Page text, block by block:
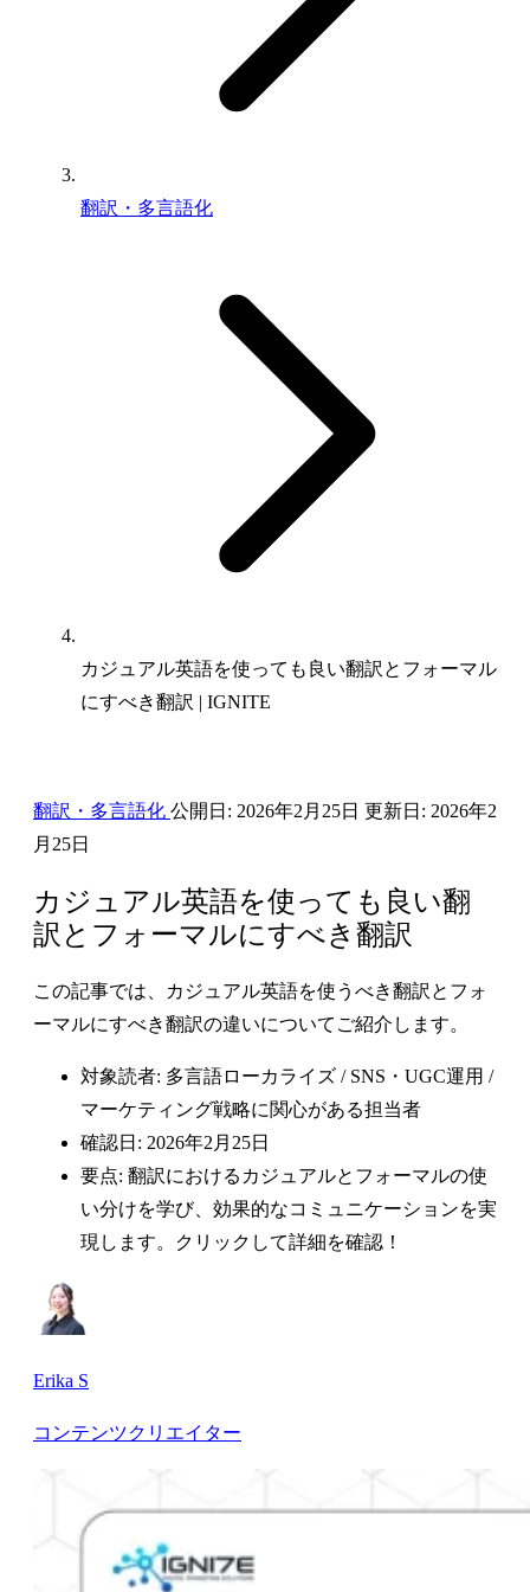
翻訳・多言語化
カジュアル英語を使っても良い翻訳とフォーマル
にすべき翻訳 | IGNITE
翻訳・多言語化 公開日: 2026年2月25日 更新日: 2026年2
月25日
カジュアル英語を使っても良い翻
訳とフォーマルにすべき翻訳
この記事では、カジュアル英語を使うべき翻訳とフォ
ーマルにすべき翻訳の違いについてご紹介します。
対象読者: 多言語ローカライズ / SNS・UGC運用 /
マーケティング戦略に関心がある担当者
確認日: 2026年2月25日
要点: 翻訳におけるカジュアルとフォーマルの使
い分けを学び、効果的なコミュニケーションを実
現します。クリックして詳細を確認！
Erika S
コンテンツクリエイター